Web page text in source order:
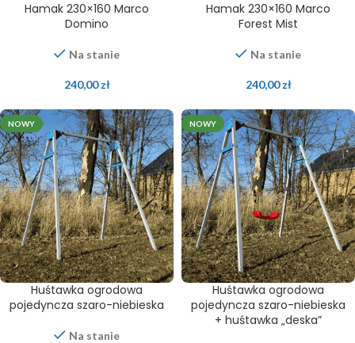
Hamak 230×160 Marco
Domino
Na stanie
240,00zł
Hamak 230×160 Marco
Forest Mist
Na stanie
240,00zł
NOWY
Huśtawka ogrodowa
pojedyncza szaro-niebieska
Na stanie
NOWY
Huśtawka ogrodowa
pojedyncza szaro-niebieska
+ huśtawka „deska”